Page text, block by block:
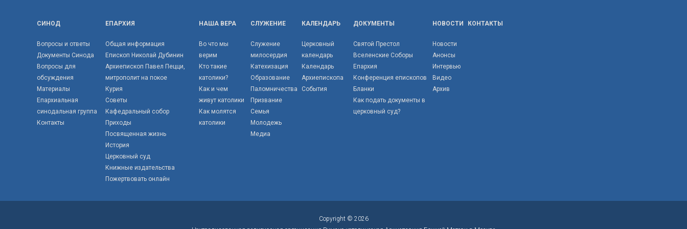
СИНОД
Вопросы и ответы
Документы Синода
Вопросы для
обсуждения
Материалы
Епархиальная
синодальная группа
Контакты
ЕПАРХИЯ
Общая информация
Епископ Николай Дубинин
Архиепископ Павел Пецци,
митрополит на покое
Курия
Советы
Кафедральный собор
Приходы
Посвященная жизнь
История
Церковный суд
Книжные издательства
Пожертвовать онлайн
НАША ВЕРА
Во что мы
верим
Кто такие
католики?
Как и чем
живут католики
Как молятся
католики
СЛУЖЕНИЕ
Служение
милосердия
Катехизация
Образование
Паломничества
Призвание
Семья
Молодежь
Медиа
КАЛЕНДАРЬ
Церковный
календарь
Календарь
Архиепископа
События
ДОКУМЕНТЫ
Святой Престол
Вселенские Соборы
Епархия
Конференция епископов
Бланки
Как подать документы в
церковный суд?
НОВОСТИ
Новости
Анонсы
Интервью
Видео
Архив
КОНТАКТЫ
Copyright © 2026